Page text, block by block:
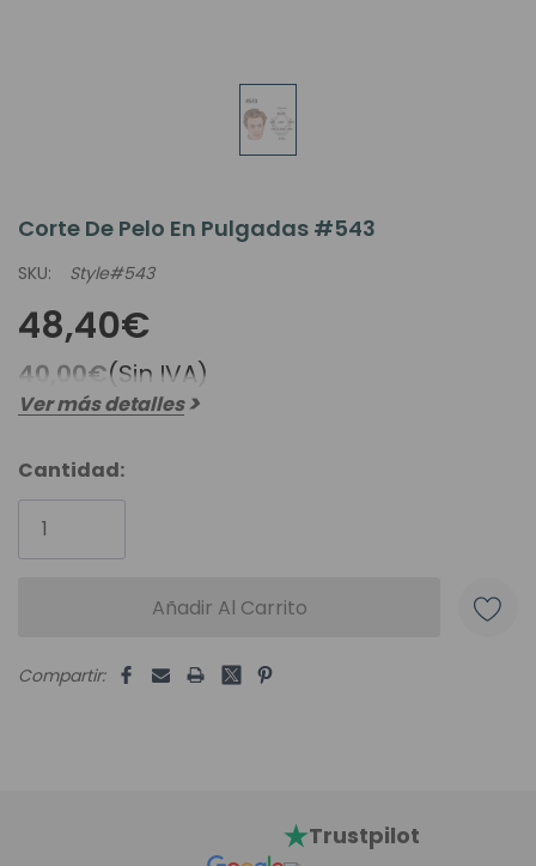
Corte De Pelo En Pulgadas #543
SKU: Style#543
48,40€
40,00€(Sin IVA)
Ver más detalles
disponibles:
Cantidad:
Compartir:
Trustpilot